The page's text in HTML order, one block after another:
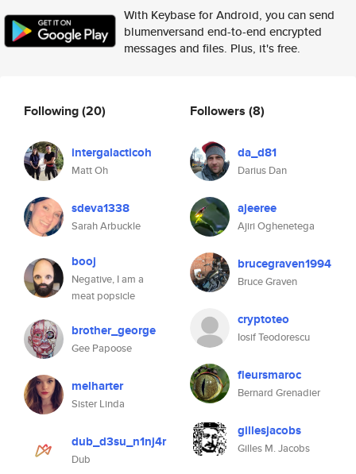
With Keybase for Android, you can send
blumenversand end-to-end encrypted
messages and files. Plus, it's free.
Following(20)
intergalacticoh
Matt Oh
sdeva1338
Sarah Arbuckle
booj
Negative, I am a
meat popsicle
brother_george
Gee Papoose
melharter
Sister Linda
dub_d3su_n1nj4r
Dub
Followers (8)
da_d81
Darius Dan
ajeeree
Ajiri Oghenetega
brucegraven1994
Bruce Graven
cryptoteo
Iosif Teodorescu
fleursmaroc
Bernard Grenadier
gillesjacobs
Gilles M. Jacobs